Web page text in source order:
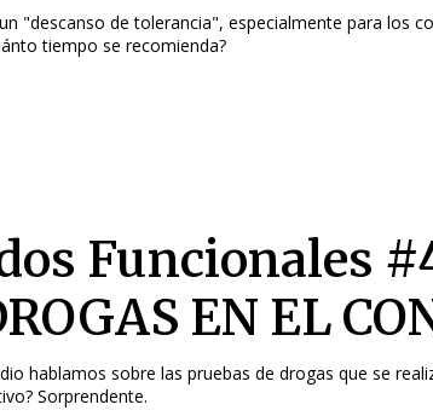
"descanso de tolerancia", especialmente para los
tiempo se recomienda?
Funcionales
EN EL
hablamos sobre las pruebas de drogas que se
Sorprendente.